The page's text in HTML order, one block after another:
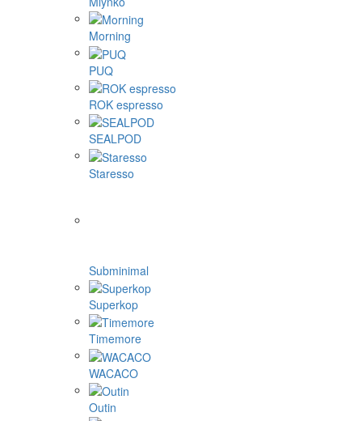
Morning
PUQ
ROK espresso
SEALPOD
Staresso
Subminimal
Superkop
Timemore
WACACO
Outin